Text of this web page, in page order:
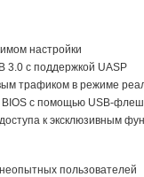
настройки
3.0 с поддержкой UASP
трафиком в режиме
BIOS с помощью USB-
к эксклюзивным
пользователей